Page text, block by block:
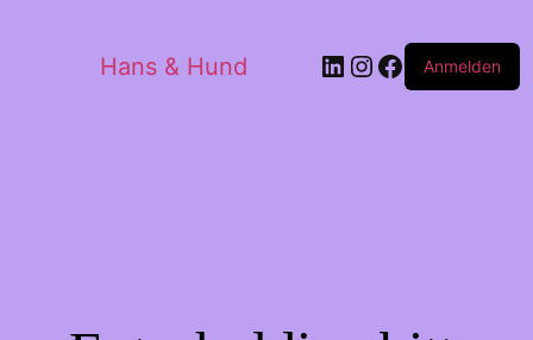
Hans & Hund LinkedIn
Instagram
Facebook
Anmelden